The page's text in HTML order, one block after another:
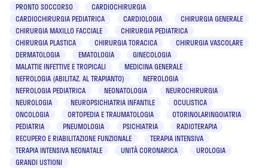
PRONTO SOCCORSO
CARDIOCHIRURGIA
CARDIOCHIRURGIA PEDIATRICA
CARDIOLOGIA
CHIRURGIA GENERALE
CHIRURGIA MAXILLO FACCIALE
CHIRURGIA PEDIATRICA
CHIRURGIA PLASTICA
CHIRURGIA TORACICA
CHIRURGIA VASCOLARE
DERMATOLOGIA
EMATOLOGIA
GINECOLOGIA
MALATTIE INFETTIVE E TROPICALI
MEDICINA GENERALE
NEFROLOGIA (ABILITAZ. AL TRAPIANTO)
NEFROLOGIA
NEFROLOGIA PEDIATRICA
NEONATOLOGIA
NEUROCHIRURGIA
NEUROLOGIA
NEUROPSICHIATRIA INFANTILE
OCULISTICA
ONCOLOGIA
ORTOPEDIA E TRAUMATOLOGIA
OTORINOLARINGOIATRIA
PEDIATRIA
PNEUMOLOGIA PSICHIATRIA
RADIOTERAPIA
RECUPERO E RIABILITAZIONE FUNZIONALE
TERAPIA INTENSIVA
TERAPIA INTENSIVA NEONATALE
UNITÀ CORONARICA
UROLOGIA
GRANDI USTIONI